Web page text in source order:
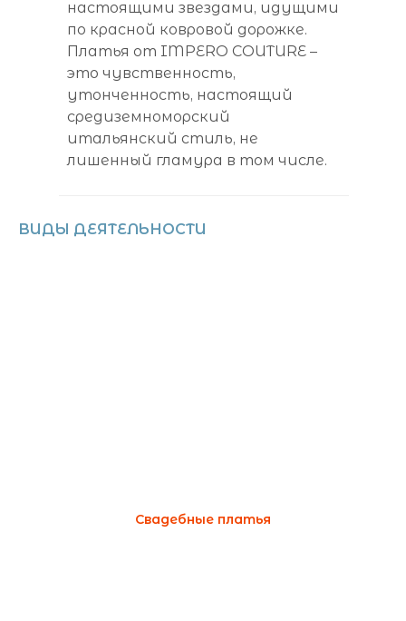
настоящими звездами, идущими
по красной ковровой дорожке.
Платья от IMPERO COUTURE –
это чувственность,
утонченность, настоящий
средиземноморский
итальянский стиль, не
лишенный гламура в том числе.
ВИДЫ ДЕЯТЕЛЬНОСТИ
Свадебные платья